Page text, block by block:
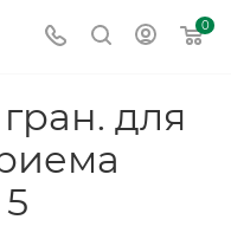
0
для